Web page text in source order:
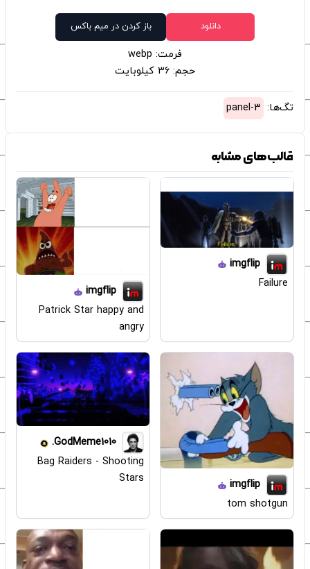
دانلود باز کردن در میم باکس
فرمت: webp
حجم: 36 کیلوبایت
تگ‌ها: 3-panel
قالب‌های مشابه
imgflip
Failure
imgflip
Patrick Star happy and
angry
imgflip
tom shotgun
GodMeme1010.
Bag Raiders - Shooting
Stars